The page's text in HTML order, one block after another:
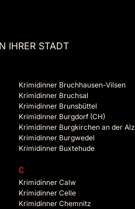
IHRER STADT
Krimidinner Bruchhausen-Vilsen
Krimidinner Bruchsal
Krimidinner Brunsbüttel
Krimidinner Burgdorf (CH)
Krimidinner Burgkirchen an der Alz
Krimidinner Burgwedel
Krimidinner Buxtehude
C
Krimidinner Calw
Krimidinner Celle
Krimidinner Chemnitz